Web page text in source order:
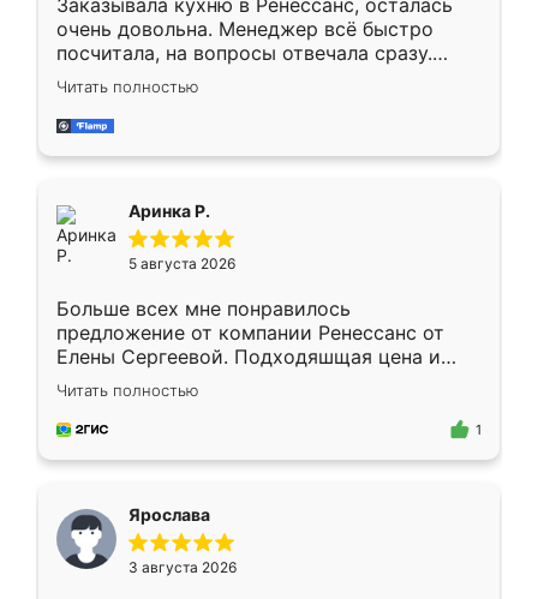
Заказывала кухню в Ренессанс, осталась
очень довольна. Менеджер всё быстро
посчитала, на вопросы отвечала сразу.
Замерщик приехал в субботу, подошёл к
делу со всей ответственностью. Собрали
за день, ребята работали аккуратно, даже
Читать полностью
Аринка Р.
5 августа 2026
Больше всех мне понравилось
предложение от компании Ренессанс от
Елены Сергеевой. Подходяшщая цена и
короткие сроки изготовления. Приехавший
для замера сотрудник Владислав
предложил по моему эскизу самый
Читать полностью
1
Ярослава
3 августа 2026